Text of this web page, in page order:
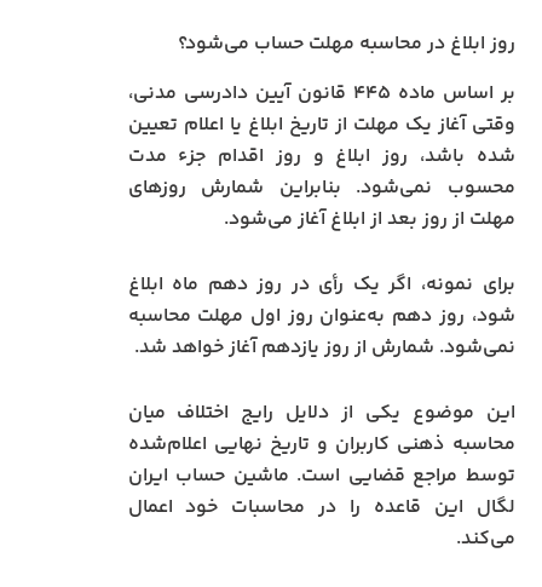
روز ابلاغ در محاسبه مهلت حساب می‌شود؟
بر اساس ماده ۴۴۵ قانون آیین دادرسی مدنی،
وقتی آغاز یک مهلت از تاریخ ابلاغ یا اعلام تعیین
شده باشد، روز ابلاغ و روز اقدام جزء مدت
محسوب نمی‌شود. بنابراین شمارش روزهای
مهلت از روز بعد از ابلاغ آغاز می‌شود.
برای نمونه، اگر یک رأی در روز دهم ماه ابلاغ
شود، روز دهم به‌عنوان روز اول مهلت محاسبه
نمی‌شود. شمارش از روز یازدهم آغاز خواهد شد.
این موضوع یکی از دلایل رایج اختلاف میان
محاسبه ذهنی کاربران و تاریخ نهایی اعلام‌شده
توسط مراجع قضایی است. ماشین حساب ایران
لگال این قاعده را در محاسبات خود اعمال
می‌کند.